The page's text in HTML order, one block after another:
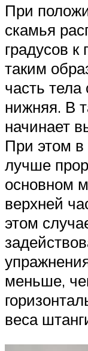
При
скамья
градусов к
таким
часть
нижняя. В
начинает
При этом в
лучше
основном
верхней
этом
меньше,
веса